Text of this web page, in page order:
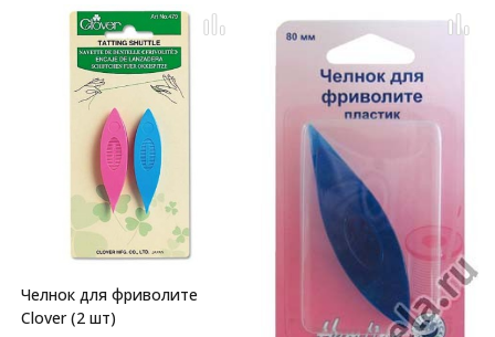
Челнок для фриволите
Clover (2 шт)